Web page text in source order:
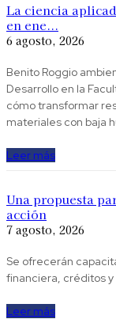
La ciencia
en ene...
6 agosto, 2026
Benito Roggio
Desarrollo en la
cómo transformar
materiales con baja
Leer más
Una propuesta
acción
7 agosto, 2026
Se ofrecerán
financiera, créditos
Leer más